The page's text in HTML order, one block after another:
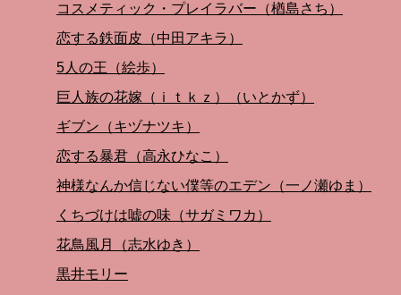
コスメティック・プレイラバー（楢島さち）
恋する鉄面皮（中田アキラ）
5人の王（絵歩）
巨人族の花嫁（ｉｔｋｚ）（いとかず）
ギブン（キヅナツキ）
恋する暴君（高永ひなこ）
神様なんか信じない僕等のエデン（一ノ瀬ゆま）
くちづけは嘘の味（サガミワカ）
花鳥風月（志水ゆき）
黒井モリー